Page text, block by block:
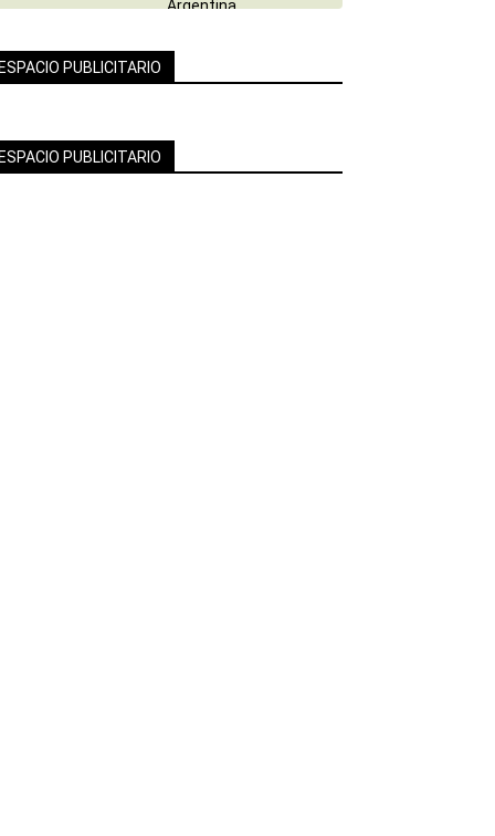
ESPACIO PUBLICITARIO
ESPACIO PUBLICITARIO